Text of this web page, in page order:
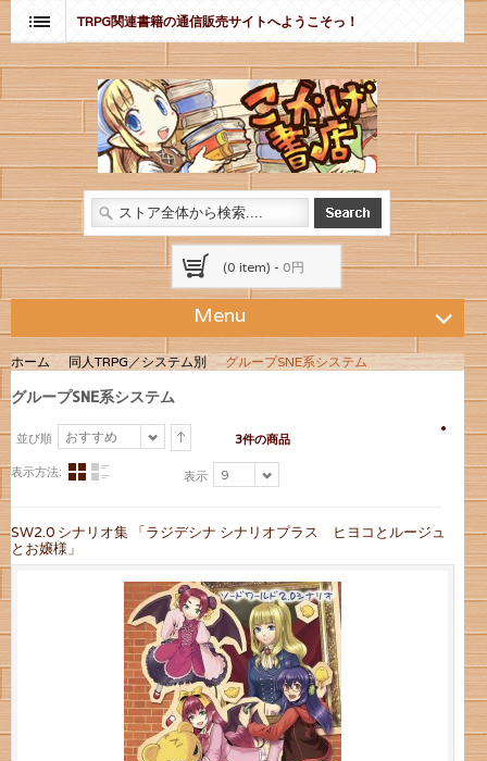
TRPG関連書籍の通信販売サイトへようこそっ！
(0 item) - 0円
Menu
ホーム 同人TRPG／システム別 グループSNE系システム
グループSNE系システム
並び順 おすすめ 3件の商品
表示方法: 表示 9
SW2.0 シナリオ集 「ラジデシナ シナリオプラス ヒヨコとルージュ
とお嬢様」